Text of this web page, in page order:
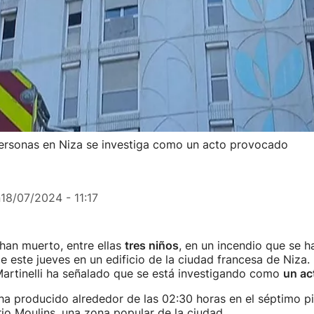
en Niza se investiga como un acto provocado
18/07/2024 - 11:17
muerto, entre ellas tres niños, en un incendio que se
este jueves en un edificio de la ciudad francesa de Niza.
ha señalado que se está investigando como un
producido alrededor de las 02:30 horas en el séptimo